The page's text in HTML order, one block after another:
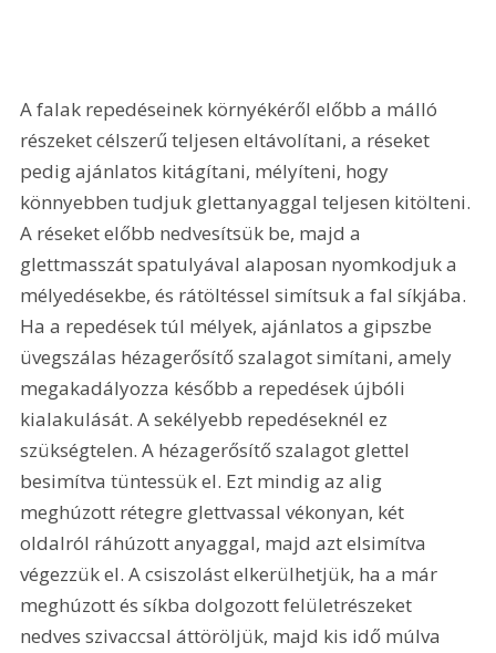
A falak repedéseinek környékéről előbb a málló
részeket célszerű teljesen eltávolítani, a réseket
pedig ajánlatos kitágítani, mélyíteni, hogy
könnyebben tudjuk glettanyaggal teljesen kitölteni.
A réseket előbb nedvesítsük be, majd a
glettmasszát spatulyával alaposan nyomkodjuk a
mélyedésekbe, és rátöltéssel simítsuk a fal síkjába.
Ha a repedések túl mélyek, ajánlatos a gipszbe
üvegszálas hézagerősítő szalagot simítani, amely
megakadályozza később a repedések újbóli
kialakulását. A sekélyebb repedéseknél ez
szükségtelen. A hézagerősítő szalagot glettel
besimítva tüntessük el. Ezt mindig az alig
meghúzott rétegre glettvassal vékonyan, két
oldalról ráhúzott anyaggal, majd azt elsimítva
végezzük el. A csiszolást elkerülhetjük, ha a már
meghúzott és síkba dolgozott felületrészeket
nedves szivaccsal áttöröljük, majd kis idő múlva